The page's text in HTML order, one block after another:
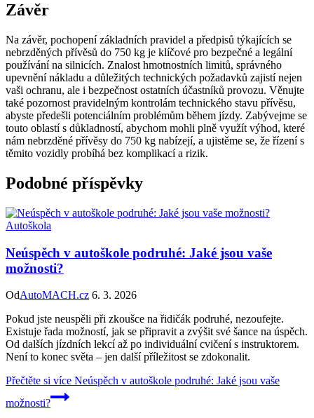
Závěr
Na závěr, pochopení základních pravidel a předpisů týkajících se
nebrzděných přívěsů do 750 kg je klíčové pro bezpečné a legální
používání na silnicích. Znalost hmotnostních limitů, správného
upevnění nákladu a důležitých technických požadavků zajistí nejen
vaši ochranu, ale i bezpečnost ostatních účastníků provozu. Věnujte
také pozornost pravidelným kontrolám technického stavu přívěsu,
abyste předešli potenciálním problémům během jízdy. Zabývejme se
touto oblastí s důkladností, abychom mohli plně využít výhod, které
nám nebrzděné přívěsy do 750 kg nabízejí, a ujistěme se, že řízení s
těmito vozidly probíhá bez komplikací a rizik.
Podobné příspěvky
Autoškola
Neúspěch v autoškole podruhé: Jaké jsou vaše
možnosti?
OdAutoMACH.cz 6. 3. 2026
Pokud jste neuspěli při zkoušce na řidičák podruhé, nezoufejte.
Existuje řada možností, jak se připravit a zvýšit své šance na úspěch.
Od dalších jízdních lekcí až po individuální cvičení s instruktorem.
Není to konec světa – jen další příležitost se zdokonalit.
Přečtěte si více Neúspěch v autoškole podruhé: Jaké jsou vaše
možnosti?